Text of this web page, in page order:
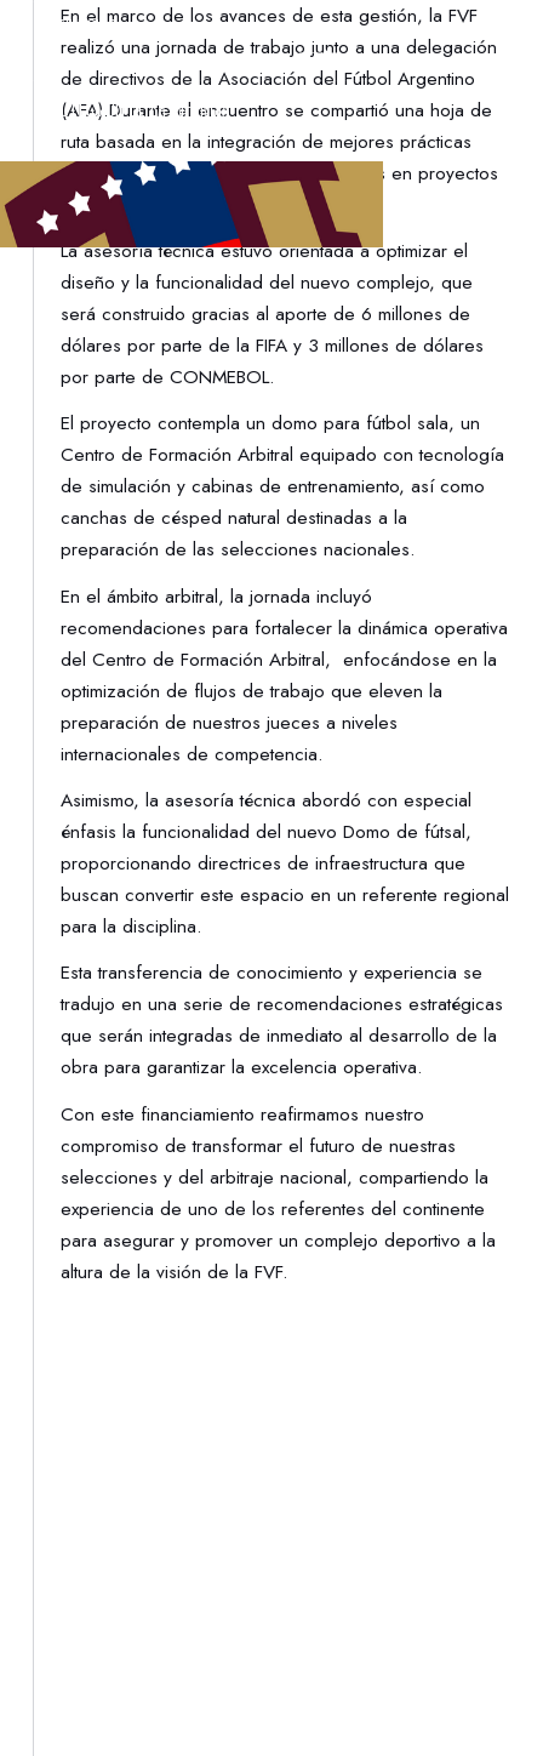
DENUNCIAS
PROTECCIÓN DE LA INFANCIA
En el marco de los avances de esta gestión, la FVF
realizó una jornada de trabajo junto a una delegación
de directivos de la Asociación del Fútbol Argentino
(AFA).Durante el encuentro se compartió una hoja de
ruta basada en la integración de mejores prácticas
internacionales y experiencias aplicadas en proyectos
desarrollados en Argentina.
La asesoría técnica estuvo orientada a optimizar el
diseño y la funcionalidad del nuevo complejo, que
será construido gracias al aporte de 6 millones de
dólares por parte de la FIFA y 3 millones de dólares
por parte de CONMEBOL.
El proyecto contempla un domo para fútbol sala, un
Centro de Formación Arbitral equipado con tecnología
de simulación y cabinas de entrenamiento, así como
canchas de césped natural destinadas a la
preparación de las selecciones nacionales.
En el ámbito arbitral, la jornada incluyó
recomendaciones para fortalecer la dinámica operativa
del Centro de Formación Arbitral, enfocándose en la
optimización de flujos de trabajo que eleven la
preparación de nuestros jueces a niveles
internacionales de competencia.
Asimismo, la asesoría técnica abordó con especial
énfasis la funcionalidad del nuevo Domo de fútsal,
proporcionando directrices de infraestructura que
buscan convertir este espacio en un referente regional
para la disciplina.
Esta transferencia de conocimiento y experiencia se
tradujo en una serie de recomendaciones estratégicas
que serán integradas de inmediato al desarrollo de la
obra para garantizar la excelencia operativa.
Con este financiamiento reafirmamos nuestro
compromiso de transformar el futuro de nuestras
selecciones y del arbitraje nacional, compartiendo la
experiencia de uno de los referentes del continente
para asegurar y promover un complejo deportivo a la
altura de la visión de la FVF.